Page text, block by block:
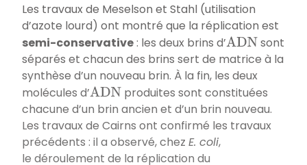
Les travaux de Meselson et Stahl (utilisation
d’azote lourd) ont montré que la réplication est
semi-conservative: les deux brins d’ADN
sont
séparés et chacun des brins sert de matrice à la
synthèse d’un nouveau brin. À la fin, les deux
molécules d’ADN
produites sont constituées
chacune d’un brin ancien et d’un brin nouveau.
Les travaux de Cairns ont confirmé les travaux
précédents : il a observé, chez E. coli,
le déroulement de la réplication du